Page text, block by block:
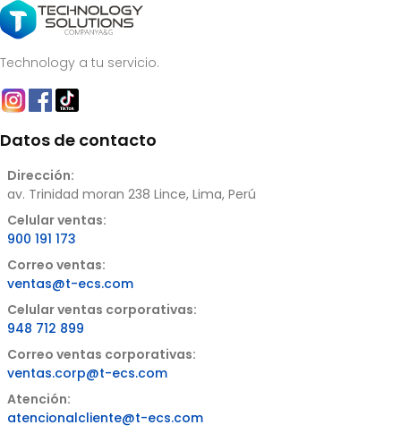
Technology a tu servicio.
Datos de contacto
Dirección:
av. Trinidad moran 238 Lince, Lima, Perú
Celular ventas:
900 191 173
Correo ventas:
ventas@t-ecs.com
Celular ventas corporativas:
948 712 899
Correo ventas corporativas:
ventas.corp@t-ecs.com
Atención:
atencionalcliente@t-ecs.com